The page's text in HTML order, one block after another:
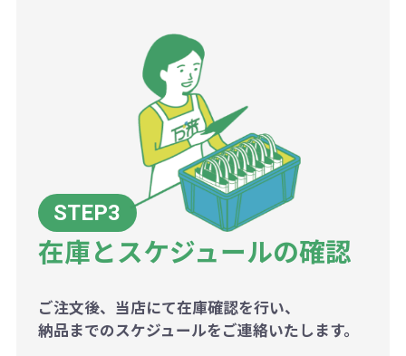
在庫とスケジュールの確認
ご注文後、当店にて在庫確認を行い、
納品までのスケジュールをご連絡いたします。